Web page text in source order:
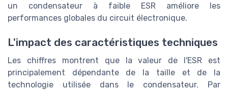
un condensateur à faible ESR améliore les
performances globales du circuit électronique.
L'impact des caractéristiques techniques
Les chiffres montrent que la valeur de l'ESR est
principalement dépendante de la taille et de la
technologie utilisée dans le condensateur. Par